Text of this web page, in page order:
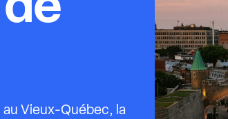
au Vieux-Québec, la